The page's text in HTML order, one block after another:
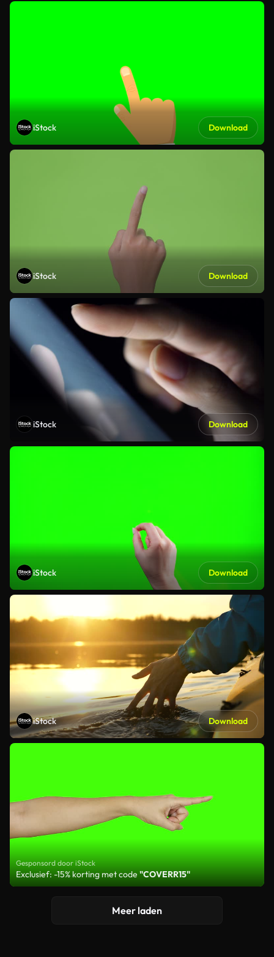
iStock Download
iStock Download
iStock Download
iStock Download
iStock Download
Gesponsord door iStock
Exclusief: -15% korting met code"COVERR15"
Meer laden